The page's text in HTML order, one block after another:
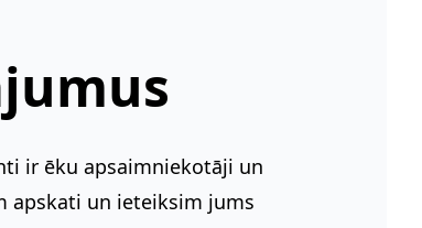
ir ēku apsaimniekotāji un
apskati un ieteiksim jums